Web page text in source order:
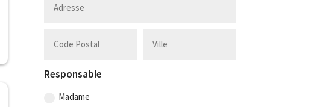
Responsable
Madame